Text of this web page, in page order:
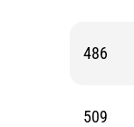
486
509